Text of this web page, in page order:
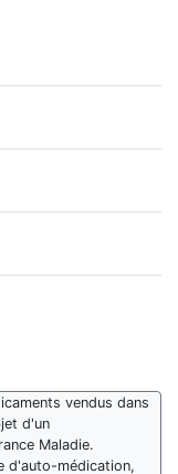
vendus dans
d'un
Maladie.
d'auto-médication,